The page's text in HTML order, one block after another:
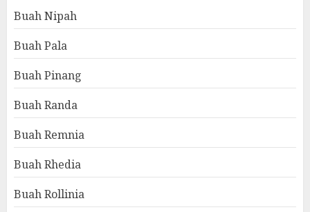
Buah Nipah
Buah Pala
Buah Pinang
Buah Randa
Buah Remnia
Buah Rhedia
Buah Rollinia